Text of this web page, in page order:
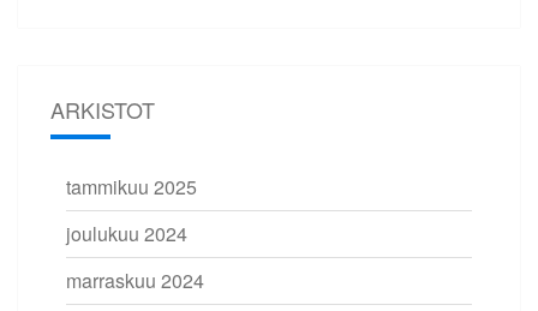
ARKISTOT
tammikuu 2025
joulukuu 2024
marraskuu 2024